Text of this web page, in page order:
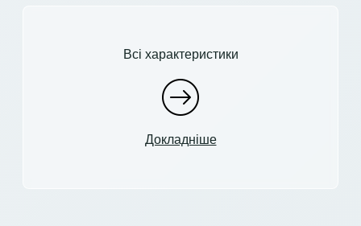
Всі характеристики
Докладніше